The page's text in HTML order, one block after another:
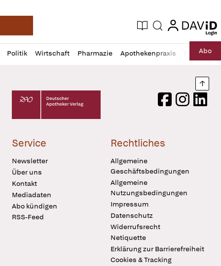
Deutsche Apotheker Zeitung
Aktuelle Ausgabe
Suche login
login
Politik Wirtschaft Pharmazie Apothekenpraxis RechtAbo
Profil
öffnen
Daz
Pur
Deutscher Apotheker Verlag Logo
FacebookInstagram
Service
Newsletter
Über uns
Kontakt
Mediadaten
Abo kündigen
RSS-Feed
Rechtliches
Allgemeine
Geschäftsbedingungen
Allgemeine
Nutzungsbedingungen
Impressum
Datenschutz
Widerrufsrecht
Netiquette
Erklärung zur Barrierefreiheit
Cookies & Tracking